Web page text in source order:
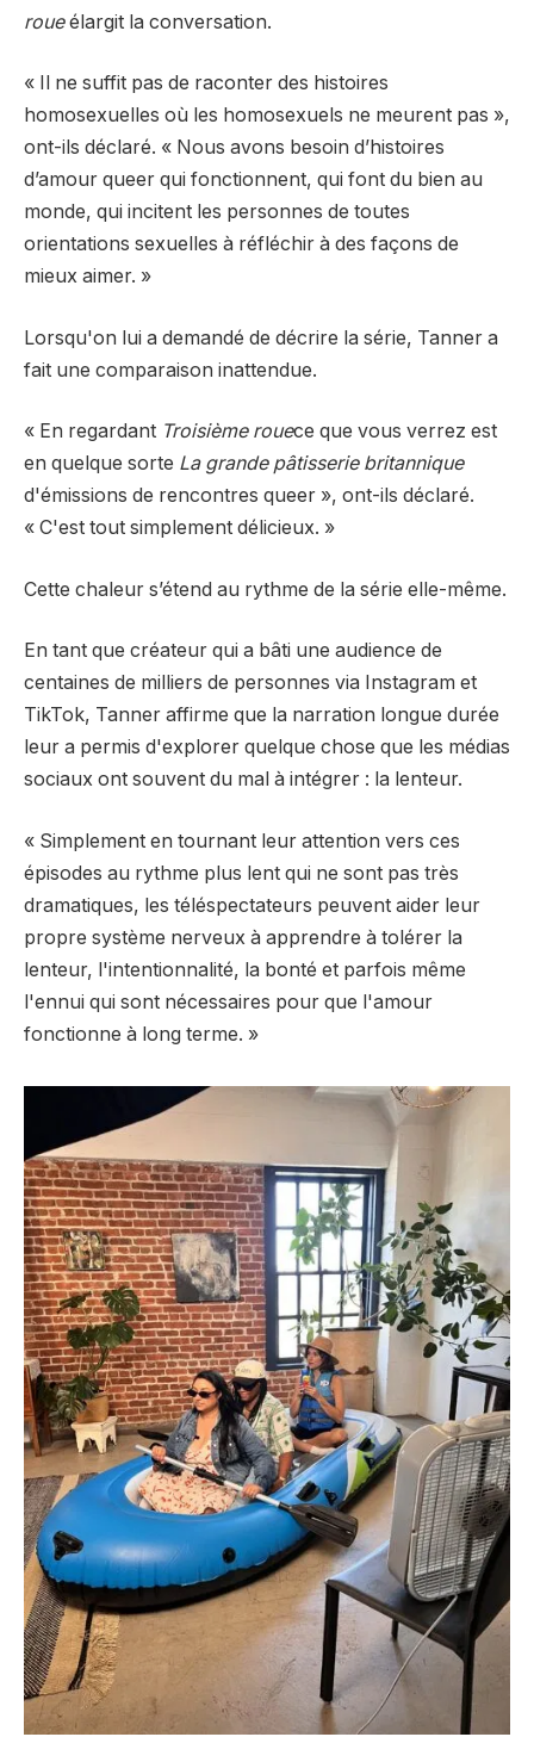
roueélargit la conversation.
« Il ne suffit pas de raconter des histoires
homosexuelles où les homosexuels ne meurent pas »,
ont-ils déclaré. « Nous avons besoin d’histoires
d’amour queer qui fonctionnent, qui font du bien au
monde, qui incitent les personnes de toutes
orientations sexuelles à réfléchir à des façons de
mieux aimer. »
Lorsqu'on lui a demandé de décrire la série, Tanner a
fait une comparaison inattendue.
« En regardant Troisième rouece que vous verrez est
en quelque sorte La grande pâtisserie britannique
d'émissions de rencontres queer », ont-ils déclaré.
« C'est tout simplement délicieux. »
Cette chaleur s’étend au rythme de la série elle-même.
En tant que créateur qui a bâti une audience de
centaines de milliers de personnes via Instagram et
TikTok, Tanner affirme que la narration longue durée
leur a permis d'explorer quelque chose que les médias
sociaux ont souvent du mal à intégrer : la lenteur.
« Simplement en tournant leur attention vers ces
épisodes au rythme plus lent qui ne sont pas très
dramatiques, les téléspectateurs peuvent aider leur
propre système nerveux à apprendre à tolérer la
lenteur, l'intentionnalité, la bonté et parfois même
l'ennui qui sont nécessaires pour que l'amour
fonctionne à long terme. »